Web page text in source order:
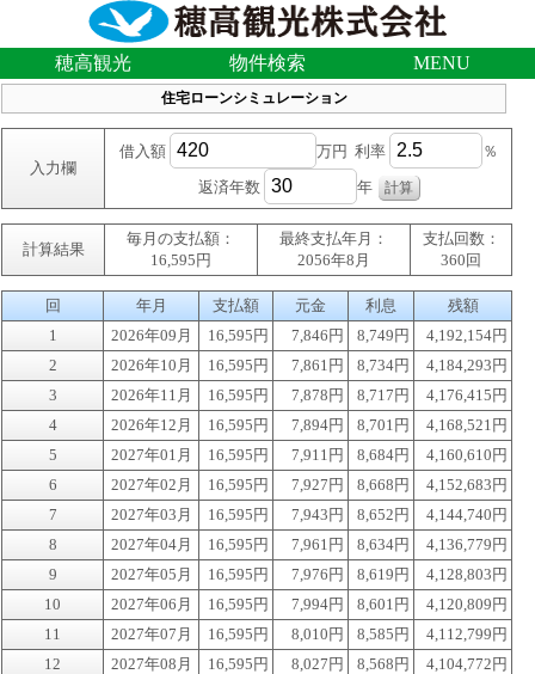
穂高観光 物件検索 MENU
住宅ローンシミュレーション
入力欄
借入額 万円 利率
％
返済年数
年
計算結果
毎月の支払額：
16,595円
最終支払年月：
2056年8月
支払回数：
360回
回 年月 支払額 元金 利息
残額
1
2026年09月 16,595円 7,846円 8,749円
4,192,154円
2
2026年10月 16,595円 7,861円 8,734円
4,184,293円
3
2026年11月 16,595円 7,878円 8,717円
4,176,415円
4
2026年12月 16,595円 7,894円 8,701円
4,168,521円
5
2027年01月 16,595円 7,911円 8,684円
4,160,610円
6
2027年02月 16,595円 7,927円 8,668円
4,152,683円
7
2027年03月 16,595円 7,943円 8,652円
4,144,740円
8
2027年04月 16,595円 7,961円 8,634円
4,136,779円
9
2027年05月 16,595円 7,976円 8,619円
4,128,803円
10
2027年06月 16,595円 7,994円 8,601円
4,120,809円
11
2027年07月 16,595円 8,010円 8,585円
4,112,799円
12
2027年08月 16,595円 8,027円 8,568円
4,104,772円